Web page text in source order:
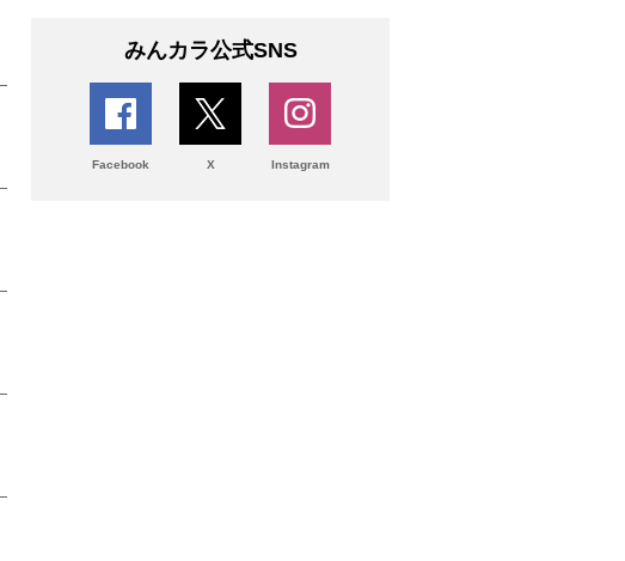
みんカラ公式SNS
Facebook X Instagram